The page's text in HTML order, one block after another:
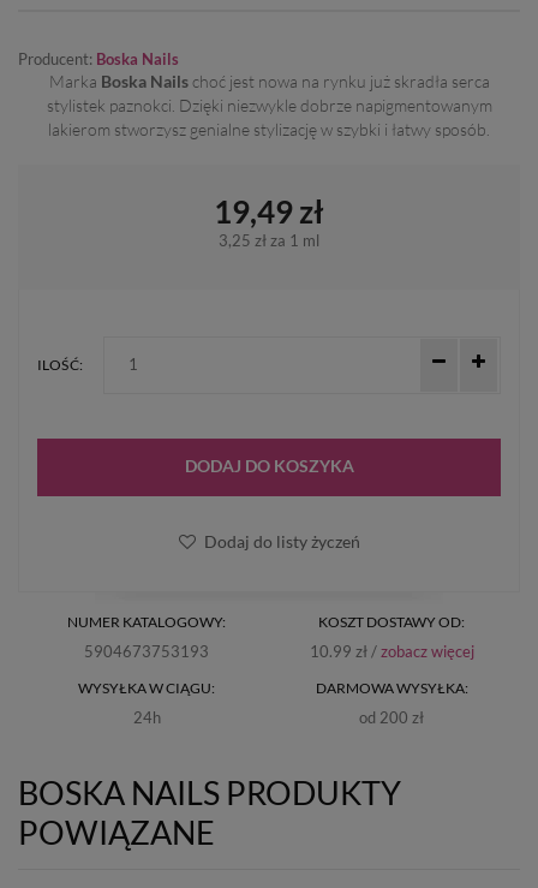
Producent: Boska Nails
Marka Boska Nailschoć jest nowa na rynku już skradła serca
stylistek paznokci. Dzięki niezwykle dobrze napigmentowanym
lakierom stworzysz genialne stylizację w szybki i łatwy sposób.
NUMER KATALOGOWY:
5904673753193
WYSYŁKA W CIĄGU:
24h
KOSZT DOSTAWY OD:
10.99 zł /zobacz więcej
DARMOWA WYSYŁKA:
od 200 zł
19,49 zł
3,25 zł za 1 ml
ILOŚĆ:
DODAJ DO KOSZYKA
Dodaj do listy życzeń
BOSKA NAILS PRODUKTY
POWIĄZANE